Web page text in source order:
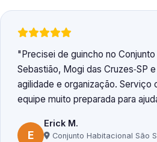
Precisei de guincho no
Sebastião, Mogi das Cruzes‑SP
agilidade e organização.
equipe muito preparada para
E
Erick M.
Conjunto Habitacional São